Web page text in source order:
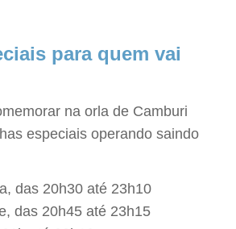
para quem vai
na orla de Camburi
especiais operando saindo
das 20h30 até 23h10
das 20h45 até 23h15